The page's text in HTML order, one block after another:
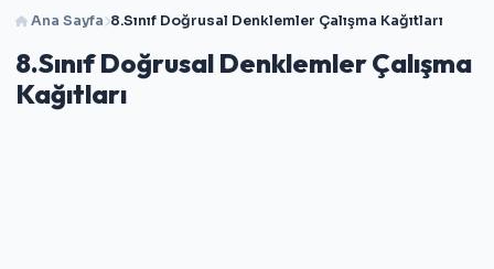
Ana Sayfa 8.Sınıf Doğrusal Denklemler Çalışma Kağıtları
8.Sınıf Doğrusal Denklemler Çalışma
Kağıtları